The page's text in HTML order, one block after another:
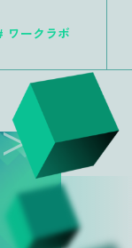
ワークラボ
>>